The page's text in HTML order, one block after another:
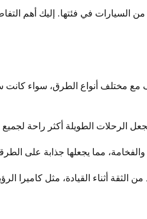
مع مختلف أنواع الطرق، سواء كانت
الرحلات الطويلة أكثر راحة
مما يجعلها جذابة على
الثقة أثناء القيادة، مثل كاميرا